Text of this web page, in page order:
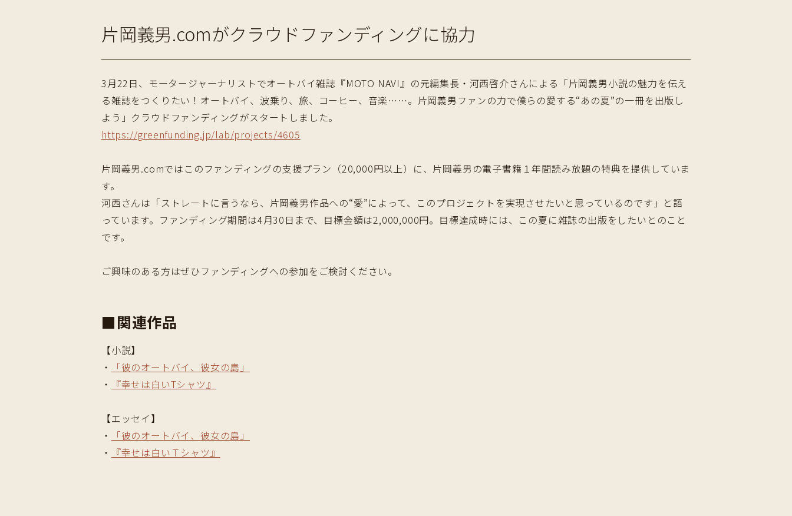
片岡義男.comがクラウドファンディングに協力
3月22日、モータージャーナリストでオートバイ雑誌『MOTO NAVI』の元編集長・河西啓介さんによる「片岡義男小説の魅力を伝え
る雑誌をつくりたい！オートバイ、波乗り、旅、コーヒー、音楽……。片岡義男ファンの力で僕らの愛する“あの夏”の一冊を出版し
よう」クラウドファンディングがスタートしました。
https://greenfunding.jp/lab/projects/4605
片岡義男.comではこのファンディングの支援プラン（20,000円以上）に、片岡義男の電子書籍１年間読み放題の特典を提供していま
す。
河西さんは「ストレートに言うなら、片岡義男作品への“愛”によって、このプロジェクトを実現させたいと思っているのです」と語
っています。ファンディング期間は4月30日まで、目標金額は2,000,000円。目標達成時には、この夏に雑誌の出版をしたいとのこと
です。
ご興味のある方はぜひファンディングへの参加をご検討ください。
■関連作品
【小説】
・
「彼のオートバイ、彼女の島」
・
『幸せは白いTシャツ』
【エッセイ】
・
「彼のオートバイ、彼女の島」
・
『幸せは白いＴシャツ』